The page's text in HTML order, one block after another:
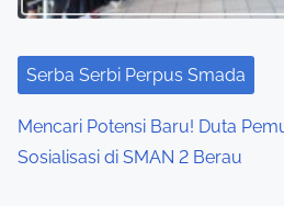
Serba Serbi Perpus Smada
Mencari Potensi Baru! Duta
Sosialisasi di SMAN 2 Berau